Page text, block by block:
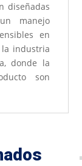
diseñadas
manejo
en
la industria
donde la
son